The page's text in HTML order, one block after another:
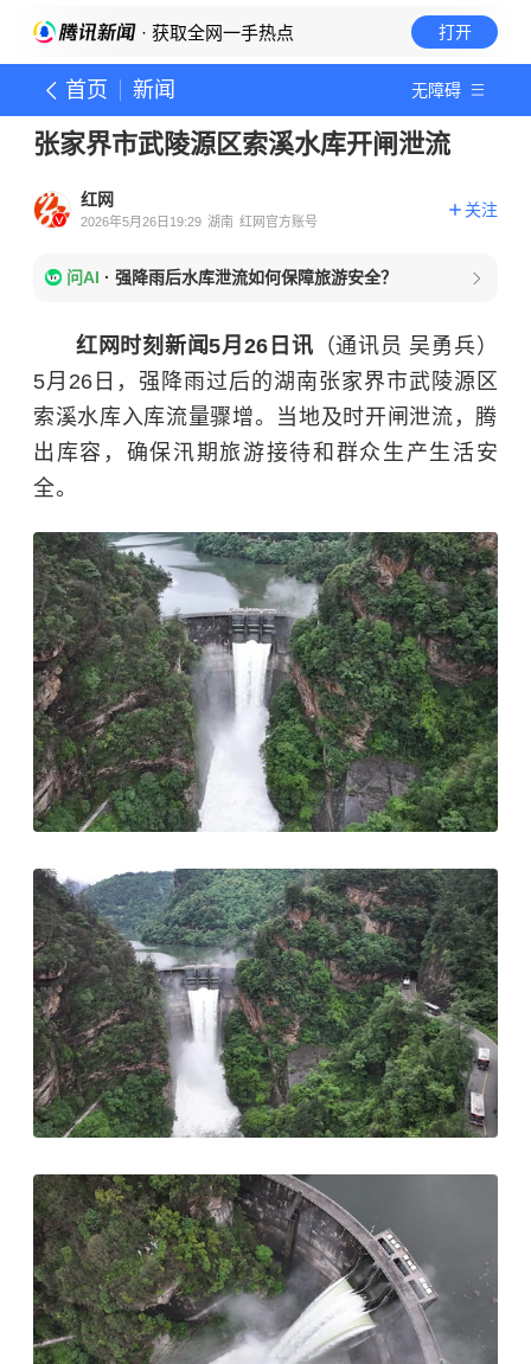
· 获取全网一手热点 打开
首页 新闻 无障碍
张家界市武陵源区索溪水库开闸泄流
红网
2026年5月26日19:29 湖南 红网官方账号
关注
问AI · 强降雨后水库泄流如何保障旅游安全？
红网时刻新闻5月26日讯 （通讯员 吴勇兵）
5月26日，强降雨过后的湖南张家界市武陵源区
索溪水库入库流量骤增。当地及时开闸泄流，腾
出库容，确保汛期旅游接待和群众生产生活安
全。